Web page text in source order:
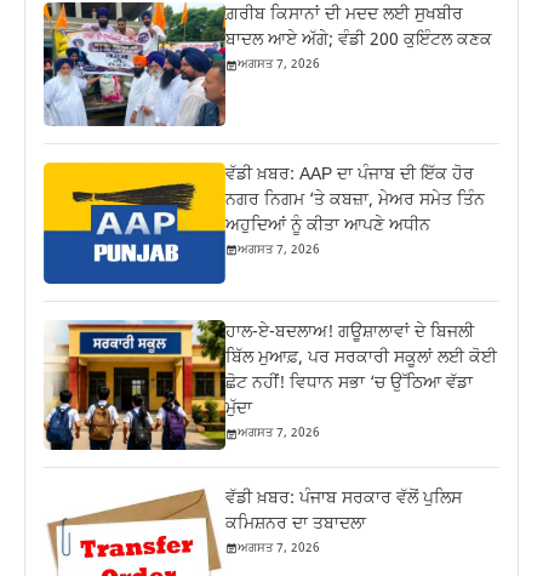
ਗ਼ਰੀਬ ਕਿਸਾਨਾਂ ਦੀ ਮਦਦ ਲਈ ਸੁਖਬੀਰ
ਬਾਦਲ ਆਏ ਅੱਗੇ; ਵੰਡੀ 200 ਕੁਇੰਟਲ ਕਣਕ
ਅਗਸਤ 7, 2026
ਵੱਡੀ ਖ਼ਬਰ: AAP ਦਾ ਪੰਜਾਬ ਦੀ ਇੱਕ ਹੋਰ
ਨਗਰ ਨਿਗਮ ‘ਤੇ ਕਬਜ਼ਾ, ਮੇਅਰ ਸਮੇਤ ਤਿੰਨ
ਅਹੁਦਿਆਂ ਨੂੰ ਕੀਤਾ ਆਪਣੇ ਅਧੀਨ
ਅਗਸਤ 7, 2026
ਹਾਲ-ਏ-ਬਦਲਾਅ! ਗਊਸ਼ਾਲਾਵਾਂ ਦੇ ਬਿਜਲੀ
ਬਿੱਲ ਮੁਆਫ਼, ਪਰ ਸਰਕਾਰੀ ਸਕੂਲਾਂ ਲਈ ਕੋਈ
ਛੋਟ ਨਹੀਂ! ਵਿਧਾਨ ਸਭਾ ‘ਚ ਉੱਠਿਆ ਵੱਡਾ
ਮੁੱਦਾ
ਅਗਸਤ 7, 2026
ਵੱਡੀ ਖ਼ਬਰ: ਪੰਜਾਬ ਸਰਕਾਰ ਵੱਲੋਂ ਪੁਲਿਸ
ਕਮਿਸ਼ਨਰ ਦਾ ਤਬਾਦਲਾ
ਅਗਸਤ 7, 2026